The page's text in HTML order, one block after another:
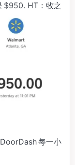
$950. HT：牧之
每一小